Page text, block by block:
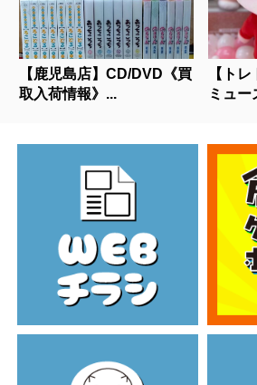
【鹿児島店】CD/DVD《買
取入荷情報》...
【ト
ミュー